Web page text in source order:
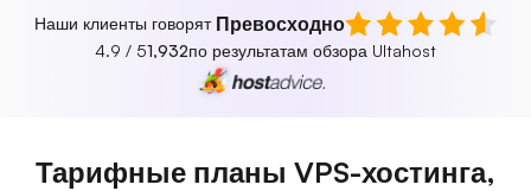
Наши клиенты говорят Превосходно
4.9 / 51,932по результатам обзора Ultahost
Тарифные планы VPS-хостинга,